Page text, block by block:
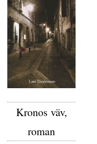
Kronos väv,
roman